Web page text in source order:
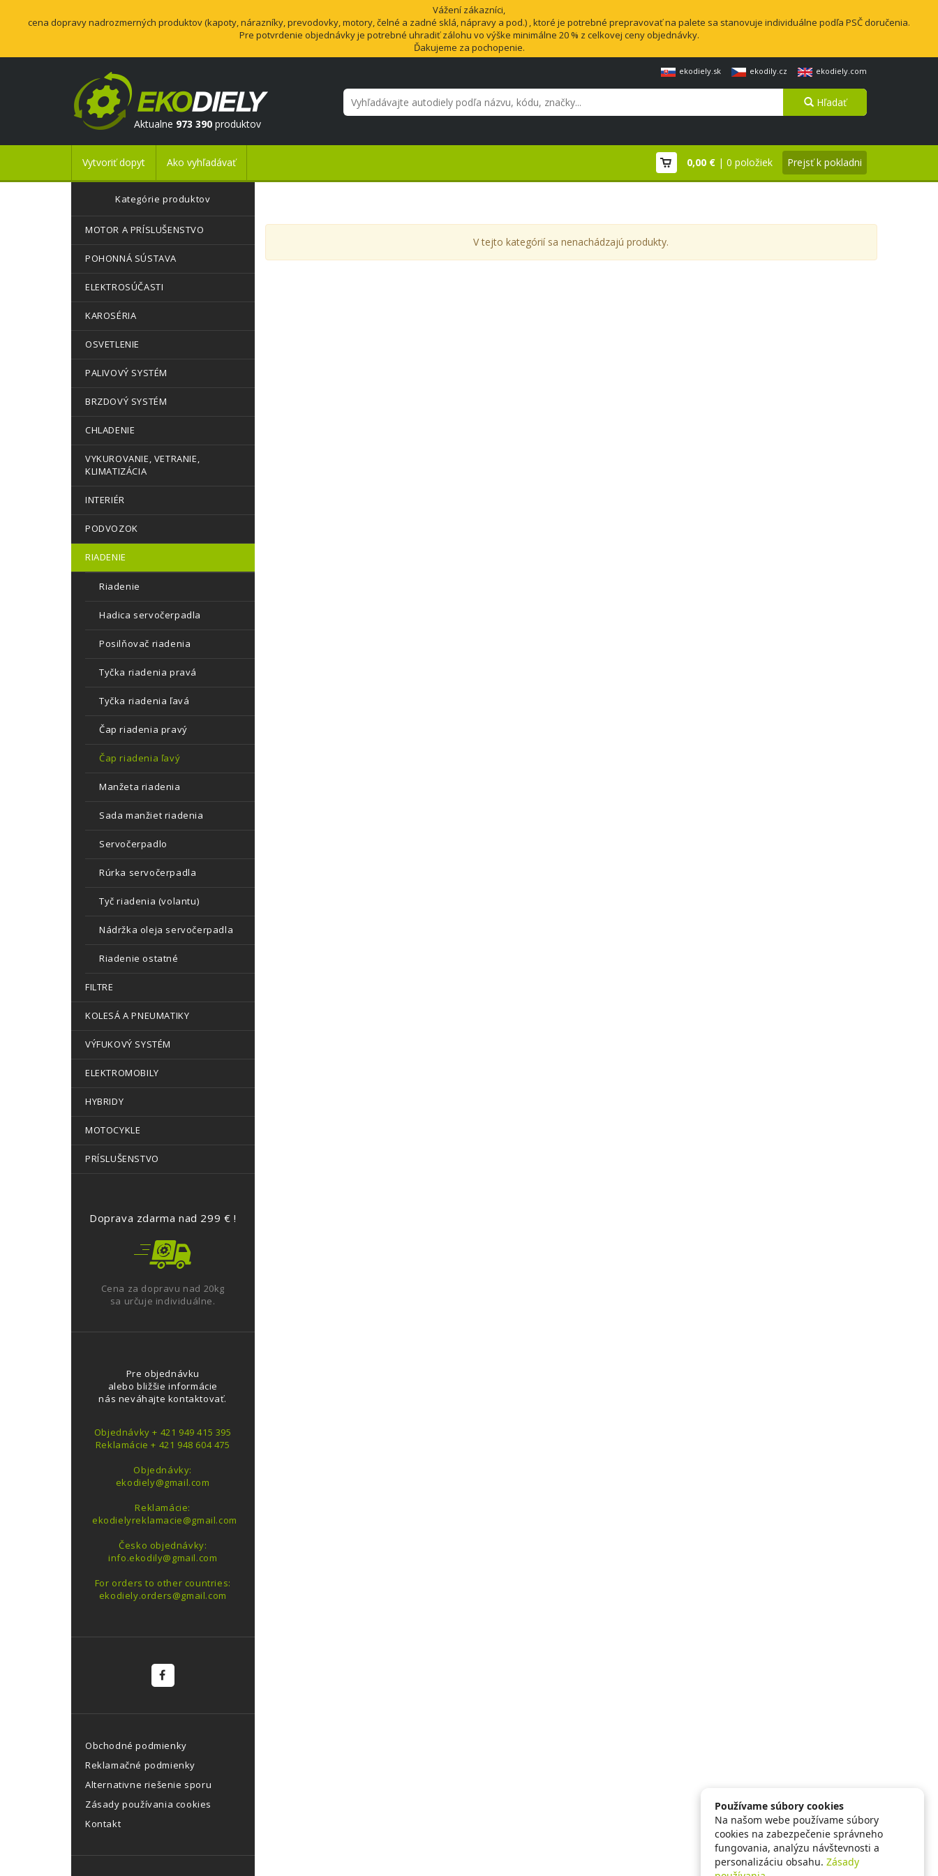
Vážení zákazníci,
cena dopravy nadrozmerných produktov (kapoty, nárazníky, prevodovky, motory, čelné a zadné sklá, nápravy a pod.) , ktoré je potrebné prepravovať na palete sa stanovuje individuálne podľa PSČ doručenia.
Pre potvrdenie objednávky je potrebné uhradiť zálohu vo výške minimálne 20 % z celkovej ceny objednávky.
Ďakujeme za pochopenie.
ekodiely.sk ekodily.cz ekodiely.com
Aktualne 973 390 produktov
Hľadať
Vytvoriť dopyt Ako vyhľadávať 0,00 € | 0 položiek Prejsť k pokladni
Kategórie produktov
MOTOR A PRÍSLUŠENSTVO
POHONNÁ SÚSTAVA
ELEKTROSÚČASTI
KAROSÉRIA
OSVETLENIE
PALIVOVÝ SYSTÉM
BRZDOVÝ SYSTÉM
CHLADENIE
VYKUROVANIE, VETRANIE,
KLIMATIZÁCIA
INTERIÉR
PODVOZOK
RIADENIE
Riadenie
Hadica servočerpadla
Posilňovač riadenia
Tyčka riadenia pravá
Tyčka riadenia ľavá
Čap riadenia pravý
Čap riadenia ľavý
Manžeta riadenia
Sada manžiet riadenia
Servočerpadlo
Rúrka servočerpadla
Tyč riadenia (volantu)
Nádržka oleja servočerpadla
Riadenie ostatné
FILTRE
KOLESÁ A PNEUMATIKY
VÝFUKOVÝ SYSTÉM
ELEKTROMOBILY
HYBRIDY
MOTOCYKLE
PRÍSLUŠENSTVO
Doprava zdarma nad 299 € !
Cena za dopravu nad 20kg
sa určuje individuálne.
Pre objednávku
alebo bližšie informácie
nás neváhajte kontaktovať.
Objednávky + 421 949 415 395
Reklamácie + 421 948 604 475
Objednávky:
ekodiely@gmail.com
Reklamácie:
ekodielyreklamacie@gmail.com
Česko objednávky:
info.ekodily@gmail.com
For orders to other countries:
ekodiely.orders@gmail.com
Obchodné podmienky
Reklamačné podmienky
Alternativne riešenie sporu
Zásady používania cookies
Kontakt
V tejto kategórií sa nenachádzajú produkty.
Používame súbory cookies
Na našom webe používame súbory
cookies na zabezpečenie správneho
fungovania, analýzu návštevnosti a
personalizáciu obsahu. Zásady